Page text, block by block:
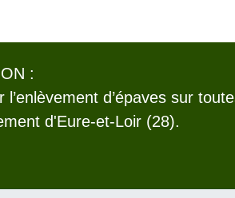
:
d’épaves sur
d'Eure-et-Loir (28).